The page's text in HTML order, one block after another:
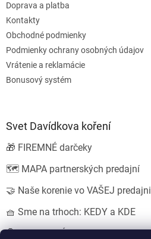
Doprava a platba
Kontakty
Obchodné podmienky
Podmienky ochrany osobných údajov
Vrátenie a reklamácie
Bonusový systém
Svet Davídkova koření
🎁 FIREMNÉ darčeky
🗺️ MAPA partnerských predajní
🤝 Naše korenie vo VAŠEJ predajni
🧺 Sme na trhoch: KEDY a KDE
💍 SVADOBNÉ darčeky